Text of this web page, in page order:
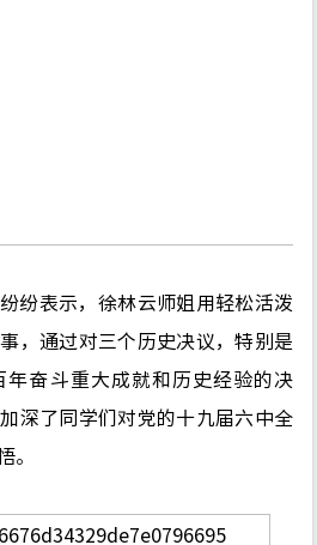
纷表示，徐林云师姐用轻松活泼
，通过对三个历史决议，特别是
年奋斗重大成就和历史经验的决
深了同学们对党的十九届六中全
。